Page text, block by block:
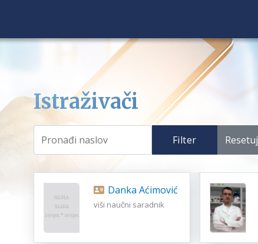
Istraživači
Filter Resetuj
Danka Aćimović
viši naučni saradnik